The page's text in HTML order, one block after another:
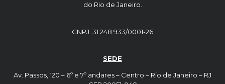
do Rio de Janeiro.
CNPJ: 31.248.933/0001-26
SEDE
Av. Passos, 120 – 6º e 7º andares – Centro – Rio de Janeiro – RJ